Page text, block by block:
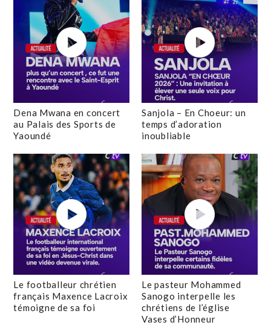
Dena Mwana en concert
au Palais des Sports de
Yaoundé
Sanjola – En Choeur: un
temps d’adoration
inoubliable
Le footballeur chrétien
français Maxence Lacroix
témoigne de sa foi
Le pasteur Mohammed
Sanogo interpelle les
chrétiens de l’église
Vases d’Honneur